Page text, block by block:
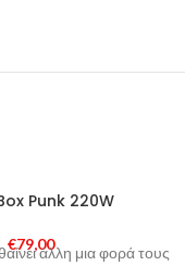
Punk 220W
€79,00άλλη μια φορά τους